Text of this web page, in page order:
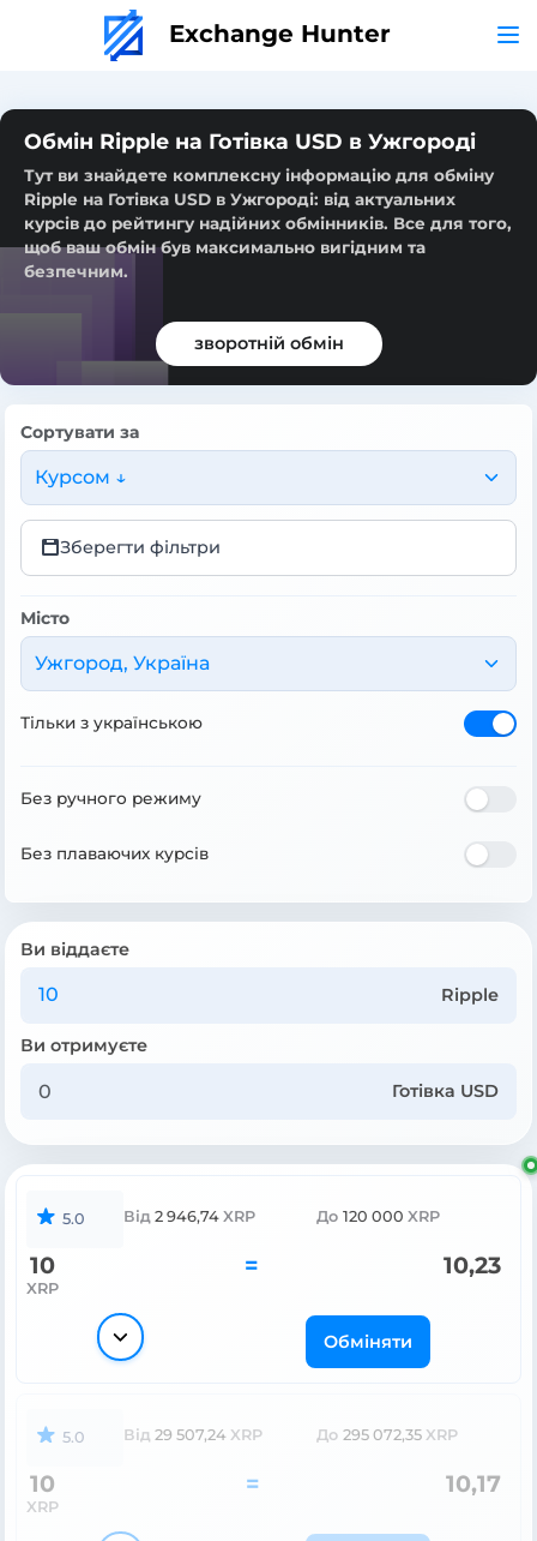
Exchange Hunter
Обмін Ripple на Готівка USD в Ужгороді
Тут ви знайдете комплексну інформацію для обміну
Ripple на Готівка USD в Ужгороді: від актуальних
курсів до рейтингу надійних обмінників. Все для того,
щоб ваш обмін був максимально вигідним та
безпечним.
зворотній обмін
Сортувати за
Курсом ↓
Зберегти фільтри
Місто
Ужгород, Україна
Тільки з українською
Без ручного режиму
Без плаваючих курсів
Ви віддаєте
Ripple
Ви отримуєте
Готівка USD
5.0 Від 2 946,74 XRP До 120 000 XRP
10
XRP
= 10,23
Обміняти
5.0 Від 29 507,24 XRP До 295 072,35 XRP
10
XRP
= 10,17